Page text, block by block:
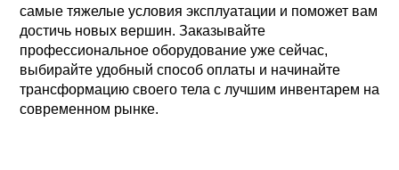
самые тяжелые условия эксплуатации и поможет вам
достичь новых вершин. Заказывайте
профессиональное оборудование уже сейчас,
выбирайте удобный способ оплаты и начинайте
трансформацию своего тела с лучшим инвентарем на
современном рынке.